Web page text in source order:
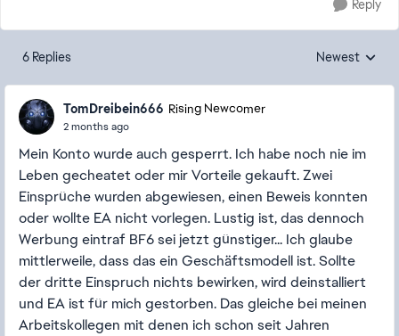
Reply
6 Replies Replies sorted
Newest
TomDreibein666 Rising Newcomer
2 months ago
Mein Konto wurde auch gesperrt. Ich habe noch nie im
Leben gecheatet oder mir Vorteile gekauft. Zwei
Einsprüche wurden abgewiesen, einen Beweis konnten
oder wollte EA nicht vorlegen. Lustig ist, das dennoch
Werbung eintraf BF6 sei jetzt günstiger... Ich glaube
mittlerweile, dass das ein Geschäftsmodell ist. Sollte
der dritte Einspruch nichts bewirken, wird deinstalliert
und EA ist für mich gestorben. Das gleiche bei meinen
Arbeitskollegen mit denen ich schon seit Jahren